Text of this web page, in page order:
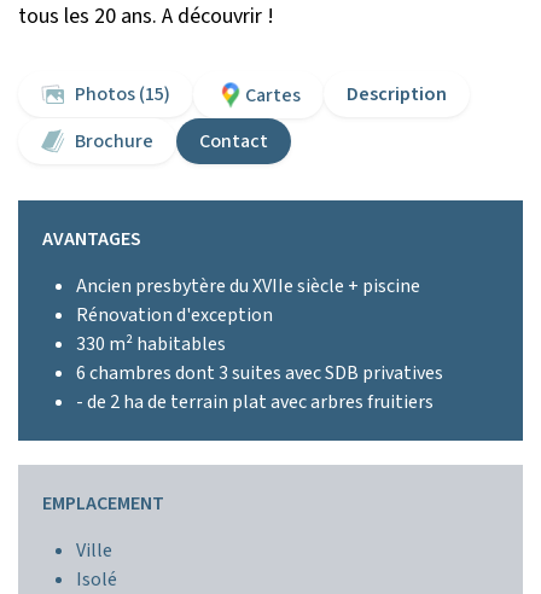
tous les 20 ans. A découvrir !
Photos (15) Cartes
Description
Brochure
Contact
AVANTAGES
Ancien presbytère du XVIIe siècle + piscine
Rénovation d'exception
330 m² habitables
6 chambres dont 3 suites avec SDB privatives
- de 2 ha de terrain plat avec arbres fruitiers
EMPLACEMENT
Ville
Isolé